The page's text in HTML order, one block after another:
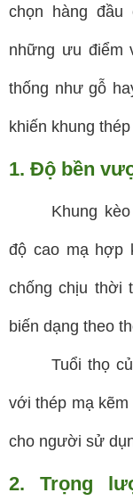
chọn hàng
những ưu điểm
thống như gỗ
khiến khung
1. Độ bền
Khung
độ cao mạ hợp
chống chịu thời
biến dạng theo
Tuổi thọ
với thép mạ
cho người sử
2. Trọng